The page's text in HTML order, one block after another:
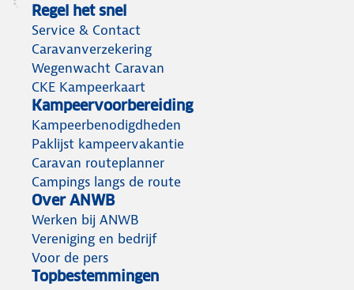
Regel het snel
Service & Contact
Caravanverzekering
Wegenwacht Caravan
CKE Kampeerkaart
Kampeervoorbereiding
Kampeerbenodigdheden
Paklijst kampeervakantie
Caravan routeplanner
Campings langs de route
Over ANWB
Werken bij ANWB
Vereniging en bedrijf
Voor de pers
Topbestemmingen